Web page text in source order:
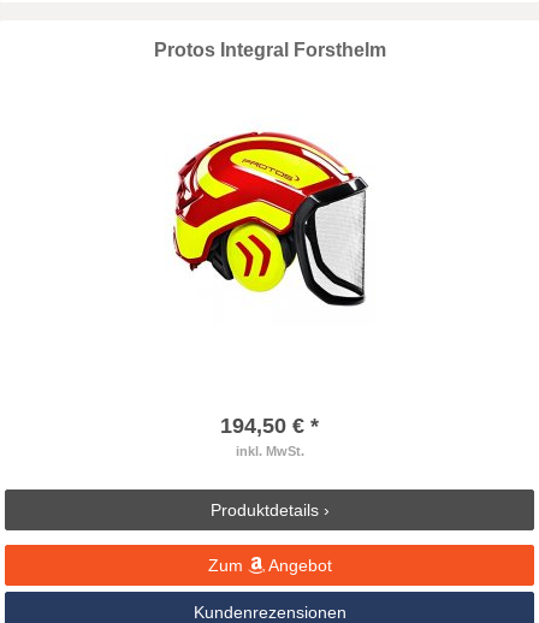
Protos Integral Forsthelm
194,50 € *
inkl. MwSt.
Produktdetails ›
Zum Angebot
Kundenrezensionen